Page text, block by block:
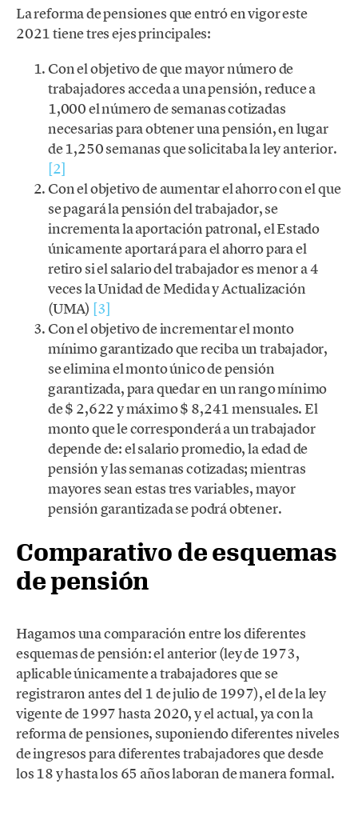
La reforma de pensiones que entró en vigor este
2021 tiene tres ejes principales:
Con el objetivo de que mayor número de
trabajadores acceda a una pensión, reduce a
1,000 el número de semanas cotizadas
necesarias para obtener una pensión, en lugar
de 1,250 semanas que solicitaba la ley anterior.
[2]
Con el objetivo de aumentar el ahorro con el que
se pagará la pensión del trabajador, se
incrementa la aportación patronal, el Estado
únicamente aportará para el ahorro para el
retiro si el salario del trabajador es menor a 4
veces la Unidad de Medida y Actualización
(UMA) [3]
Con el objetivo de incrementar el monto
mínimo garantizado que reciba un trabajador,
se elimina el monto único de pensión
garantizada, para quedar en un rango mínimo
de $ 2,622 y máximo $ 8,241 mensuales. El
monto que le corresponderá a un trabajador
depende de: el salario promedio, la edad de
pensión y las semanas cotizadas; mientras
mayores sean estas tres variables, mayor
pensión garantizada se podrá obtener.
Comparativo de esquemas
de pensión
Hagamos una comparación entre los diferentes
esquemas de pensión: el anterior (ley de 1973,
aplicable únicamente a trabajadores que se
registraron antes del 1 de julio de 1997), el de la ley
vigente de 1997 hasta 2020, y el actual, ya con la
reforma de pensiones, suponiendo diferentes niveles
de ingresos para diferentes trabajadores que desde
los 18 y hasta los 65 años laboran de manera formal.